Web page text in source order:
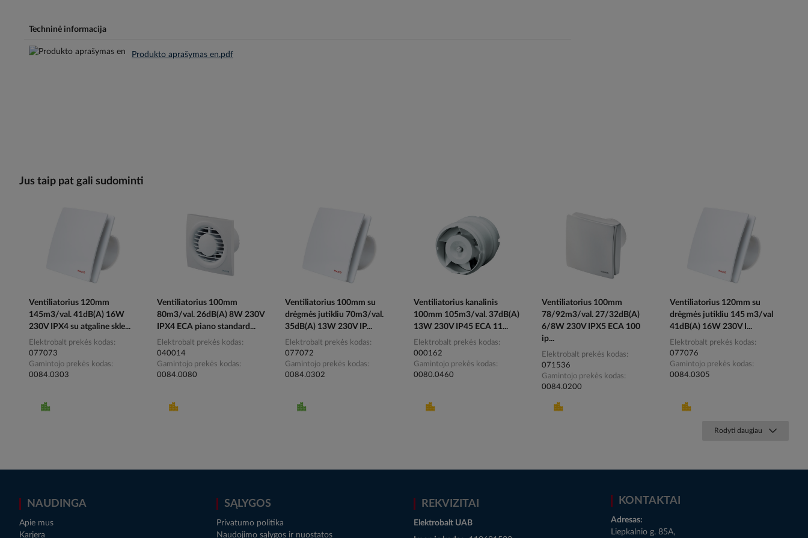
Techninė informacija
Produkto aprašymas en.pdf
Jus taip pat gali sudominti
Ventiliatorius 120mm
145m3/val. 41dB(A) 16W
230V IPX4 su atgaline skle...
Elektrobalt prekės kodas
077073
Gamintojo prekės kodas
0084.0303
Ventiliatorius 100mm
80m3/val. 26dB(A) 8W 230V
IPX4 ECA piano standard...
Elektrobalt prekės kodas
040014
Gamintojo prekės kodas
0084.0080
Ventiliatorius 100mm su
drėgmės jutikliu 70m3/val.
35dB(A) 13W 230V IP...
Elektrobalt prekės kodas
077072
Gamintojo prekės kodas
0084.0302
Ventiliatorius kanalinis
100mm 105m3/val. 37dB(A)
13W 230V IP45 ECA 11...
Elektrobalt prekės kodas
000162
Gamintojo prekės kodas
0080.0460
Ventiliatorius 100mm
78/92m3/val. 27/32dB(A)
6/8W 230V IPX5 ECA 100
ip...
Elektrobalt prekės kodas
071536
Gamintojo prekės kodas
0084.0200
Ventiliatorius 120mm su
drėgmės jutikliu 145 m3/val
41dB(A) 16W 230V I...
Elektrobalt prekės kodas
077076
Gamintojo prekės kodas
0084.0305
Rodyti daugiau
NAUDINGA
Apie mus
Karjera
SĄLYGOS
Privatumo politika
Naudojimo sąlygos ir nuostatos
REKVIZITAI
Elektrobalt UAB
KONTAKTAI
Adresas:
Liepkalnio g. 85A,